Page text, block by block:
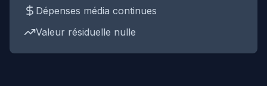
Dépenses média continues
Valeur résiduelle nulle